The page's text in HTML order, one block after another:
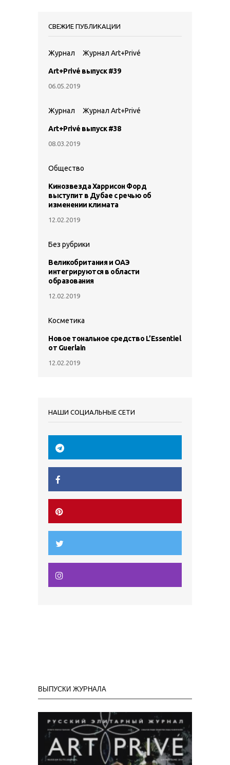
СВЕЖИЕ ПУБЛИКАЦИИ
Журнал Журнал Art+Privé
Art+Privé выпуск #39
06.05.2019
Журнал Журнал Art+Privé
Art+Privé выпуск #38
08.03.2019
Общество
Кинозвезда Харрисон Форд
выступит в Дубае с речью об
изменении климата
12.02.2019
Без рубрики
Великобритания и ОАЭ
интегрируются в области
образования
12.02.2019
Косметика
Новое тональное средство L’Essentiel
от Guerlain
12.02.2019
НАШИ СОЦИАЛЬНЫЕ СЕТИ
ВЫПУСКИ ЖУРНАЛА